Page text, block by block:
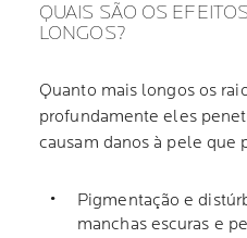
QUAIS SÃO OS
LONGOS?
Quanto mais longos os
profundamente eles
causam danos à pele que
Pigmentação e
manchas escuras e